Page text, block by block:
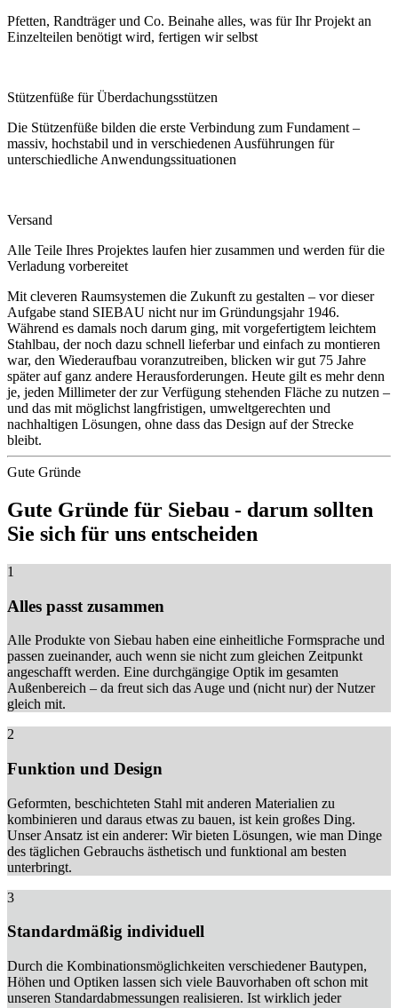
Pfetten, Randträger und Co. Beinahe alles, was für Ihr Projekt an
Einzelteilen benötigt wird, fertigen wir selbst
Stützenfüße für Überdachungsstützen
Die Stützenfüße bilden die erste Verbindung zum Fundament –
massiv, hochstabil und in verschiedenen Ausführungen für
unterschiedliche Anwendungssituationen
Versand
Alle Teile Ihres Projektes laufen hier zusammen und werden für die
Verladung vorbereitet
Mit cleveren Raumsystemen die Zukunft zu gestalten – vor dieser
Aufgabe stand SIEBAU nicht nur im Gründungsjahr 1946.
Während es damals noch darum ging, mit vorgefertigtem leichtem
Stahlbau, der noch dazu schnell lieferbar und einfach zu montieren
war, den Wiederaufbau voranzutreiben, blicken wir gut 75 Jahre
später auf ganz andere Herausforderungen. Heute gilt es mehr denn
je, jeden Millimeter der zur Verfügung stehenden Fläche zu nutzen –
und das mit möglichst langfristigen, umweltgerechten und
nachhaltigen Lösungen, ohne dass das Design auf der Strecke
bleibt.
Gute Gründe
Gute Gründe für Siebau - darum sollten
Sie sich für uns entscheiden
1
Alles passt zusammen
Alle Produkte von Siebau haben eine einheitliche Formsprache und
passen zueinander, auch wenn sie nicht zum gleichen Zeitpunkt
angeschafft werden. Eine durchgängige Optik im gesamten
Außenbereich – da freut sich das Auge und (nicht nur) der Nutzer
gleich mit.
2
Funktion und Design
Geformten, beschichteten Stahl mit anderen Materialien zu
kombinieren und daraus etwas zu bauen, ist kein großes Ding.
Unser Ansatz ist ein anderer: Wir bieten Lösungen, wie man Dinge
des täglichen Gebrauchs ästhetisch und funktional am besten
unterbringt.
3
Standardmäßig individuell
Durch die Kombinationsmöglichkeiten verschiedener Bautypen,
Höhen und Optiken lassen sich viele Bauvorhaben oft schon mit
unseren Standardabmessungen realisieren. Ist wirklich jeder